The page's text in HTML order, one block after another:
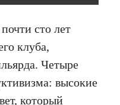
сто лет
клуба,
Четыре
высокие
который